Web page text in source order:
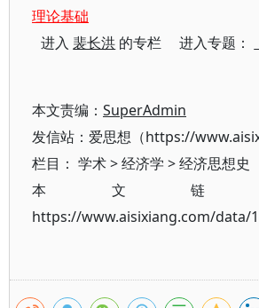
理论基础
进入 裴长洪 的专栏 进入专题：
本文责编： SuperAdmin
发信站：爱思想（https://
栏目： 学术>经济学 >经济思想史
本文链
https://www.aisixiang.com/data/